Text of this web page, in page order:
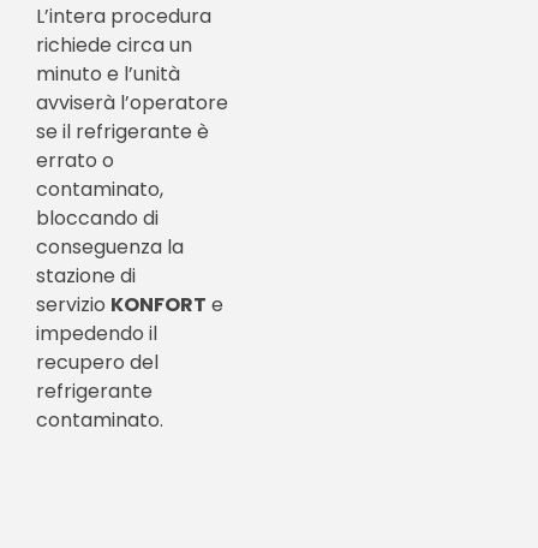
L’intera procedura
richiede circa un
minuto e l’unità
avviserà l’operatore
se il refrigerante è
errato o
contaminato,
bloccando di
conseguenza la
stazione di
servizio KONFORT e
impedendo il
recupero del
refrigerante
contaminato.